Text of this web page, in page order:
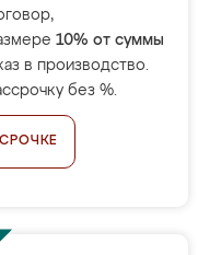
10% от суммы
в производство.
без %.